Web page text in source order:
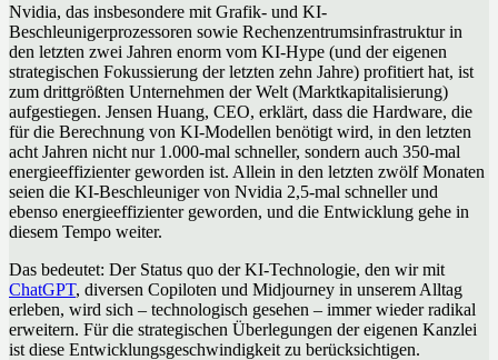
Nvidia, das insbesondere mit Grafik- und KI-
Beschleunigerprozessoren sowie Rechenzentrumsinfrastruktur in
den letzten zwei Jahren enorm vom KI-Hype (und der eigenen
strategischen Fokussierung der letzten zehn Jahre) profitiert hat, ist
zum drittgrößten Unternehmen der Welt (Marktkapitalisierung)
aufgestiegen. Jensen Huang, CEO, erklärt, dass die Hardware, die
für die Berechnung von KI-Modellen benötigt wird, in den letzten
acht Jahren nicht nur 1.000-mal schneller, sondern auch 350-mal
energieeffizienter geworden ist. Allein in den letzten zwölf Monaten
seien die KI-Beschleuniger von Nvidia 2,5-mal schneller und
ebenso energieeffizienter geworden, und die Entwicklung gehe in
diesem Tempo weiter.
Das bedeutet: Der Status quo der KI-Technologie, den wir mit
ChatGPT, diversen Copiloten und Midjourney in unserem Alltag
erleben, wird sich – technologisch gesehen – immer wieder radikal
erweitern. Für die strategischen Überlegungen der eigenen Kanzlei
ist diese Entwicklungsgeschwindigkeit zu berücksichtigen.